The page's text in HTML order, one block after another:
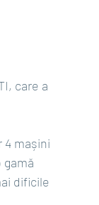
care a
mașini
dificile